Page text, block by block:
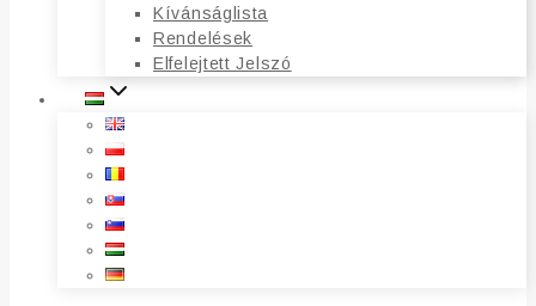
Kívánságlista
Rendelések
Elfelejtett Jelszó